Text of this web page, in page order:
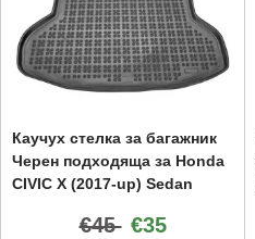
Каучух стелка за багажник
Черен подходяща за Honda
CIVIC X (2017-up) Sedan
€45 €35